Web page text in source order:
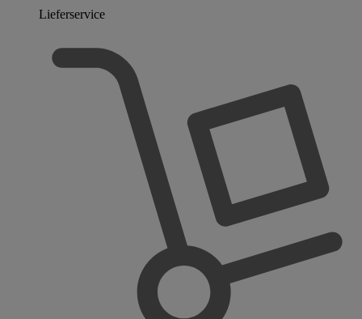
Lieferservice